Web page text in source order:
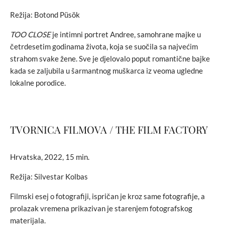
Režija: Botond Püsök
TOO CLOSEje intimni portret Andree, samohrane majke u
četrdesetim godinama života, koja se suočila sa najvećim
strahom svake žene. Sve je djelovalo poput romantične bajke
kada se zaljubila u šarmantnog muškarca iz veoma ugledne
lokalne porodice.
TVORNICA FILMOVA / THE FILM FACTORY
Hrvatska, 2022, 15 min.
Režija: Silvestar Kolbas
Filmski esej o fotografiji, ispričan je kroz same fotografije, a
prolazak vremena prikazivan je starenjem fotografskog
materijala.